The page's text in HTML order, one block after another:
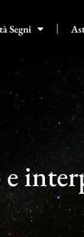
Segni